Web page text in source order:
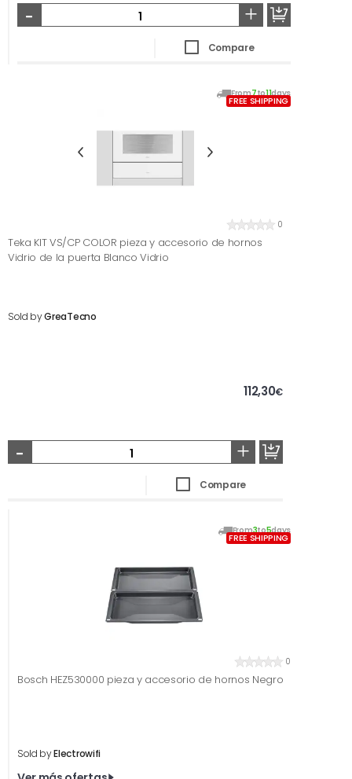
- +
Compare
From7to11days
FREE SHIPPING
0
Teka KIT VS/CP COLOR pieza y accesorio de hornos
Vidrio de la puerta Blanco Vidrio
Sold byGreaTecno
112,30€
- +
Compare
From3to5days
FREE SHIPPING
0
Bosch HEZ530000 pieza y accesorio de hornos Negro
Sold byElectrowifi